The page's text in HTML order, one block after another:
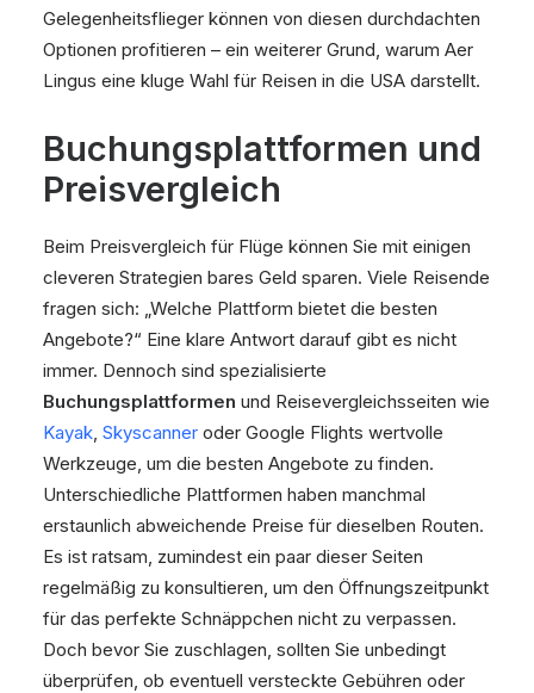
Gelegenheitsflieger können von diesen durchdachten
Optionen profitieren – ein weiterer Grund, warum Aer
Lingus eine kluge Wahl für Reisen in die USA darstellt.
Buchungsplattformen und
Preisvergleich
Beim Preisvergleich für Flüge können Sie mit einigen
cleveren Strategien bares Geld sparen. Viele Reisende
fragen sich: „Welche Plattform bietet die besten
Angebote?“ Eine klare Antwort darauf gibt es nicht
immer. Dennoch sind spezialisierte
Buchungsplattformen und Reisevergleichsseiten wie
Kayak, Skyscanner oder Google Flights wertvolle
Werkzeuge, um die besten Angebote zu finden.
Unterschiedliche Plattformen haben manchmal
erstaunlich abweichende Preise für dieselben Routen.
Es ist ratsam, zumindest ein paar dieser Seiten
regelmäßig zu konsultieren, um den Öffnungszeitpunkt
für das perfekte Schnäppchen nicht zu verpassen.
Doch bevor Sie zuschlagen, sollten Sie unbedingt
überprüfen, ob eventuell versteckte Gebühren oder